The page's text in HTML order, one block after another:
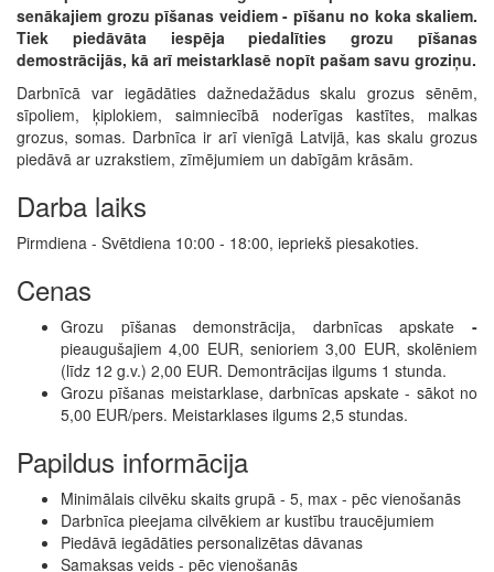
senākajiem grozu pīšanas veidiem - pīšanu no koka skaliem.
Tiek piedāvāta iespēja piedalīties grozu pīšanas
demostrācijās, kā arī meistarklasē nopīt pašam savu groziņu.
Darbnīcā var iegādāties dažnedažādus skalu grozus sēnēm,
sīpoliem, ķiplokiem, saimniecībā noderīgas kastītes, malkas
grozus, somas. Darbnīca ir arī vienīgā Latvijā, kas skalu grozus
piedāvā ar uzrakstiem, zīmējumiem un dabīgām krāsām.
Darba laiks
Pirmdiena - Svētdiena 10:00 - 18:00, iepriekš piesakoties.
Cenas
Grozu pīšanas demonstrācija, darbnīcas apskate -
pieaugušajiem 4,00 EUR, senioriem 3,00 EUR, skolēniem
(līdz 12 g.v.) 2,00 EUR. Demontrācijas ilgums 1 stunda.
Grozu pīšanas meistarklase, darbnīcas apskate - sākot no
5,00 EUR/pers. Meistarklases ilgums 2,5 stundas.
Papildus informācija
Minimālais cilvēku skaits grupā - 5, max - pēc vienošanās
Darbnīca pieejama cilvēkiem ar kustību traucējumiem
Piedāvā iegādāties personalizētas dāvanas
Samaksas veids - pēc vienošanās